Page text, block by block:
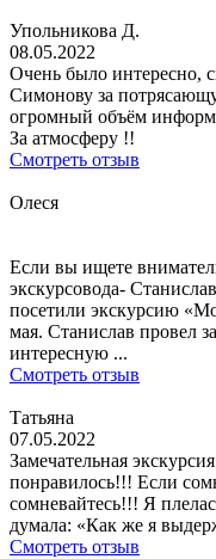
Упольникова Д.
08.05.2022
Очень было интересно,
Симонову за
огромный объём
За атмосферу !!
Смотреть отзыв
Олеся
Если вы ищете
экскурсовода-
посетили экскурсию
мая. Станислав провел
интересную ...
Смотреть отзыв
Татьяна
07.05.2022
Замечательная
понравилось!!! Если
сомневайтесь!!! Я
думала: «Как же я
Смотреть отзыв